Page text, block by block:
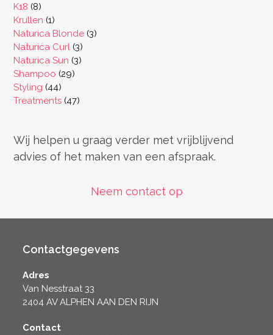
K18 88
producten
Krullen 11
product
Naturica Blonde 33
Naturica Curl 33
producten
Naturica Sun 33
Shampoo 2929
Styling 4444
producten
Treatments 4747
Wij helpen u graag verder met vrijblijvend
advies of het maken van een afspraak.
Neem contact op
Contactgegevens
Adres
Van Nesstraat 33
2404 AV ALPHEN AAN DEN RIJN
Contact